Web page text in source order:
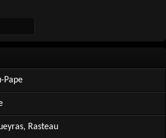
Pape
Rasteau